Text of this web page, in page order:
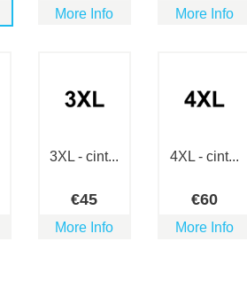
More Info More Info
3XL - cint...
€45
More Info
4XL - cint...
€60
More Info